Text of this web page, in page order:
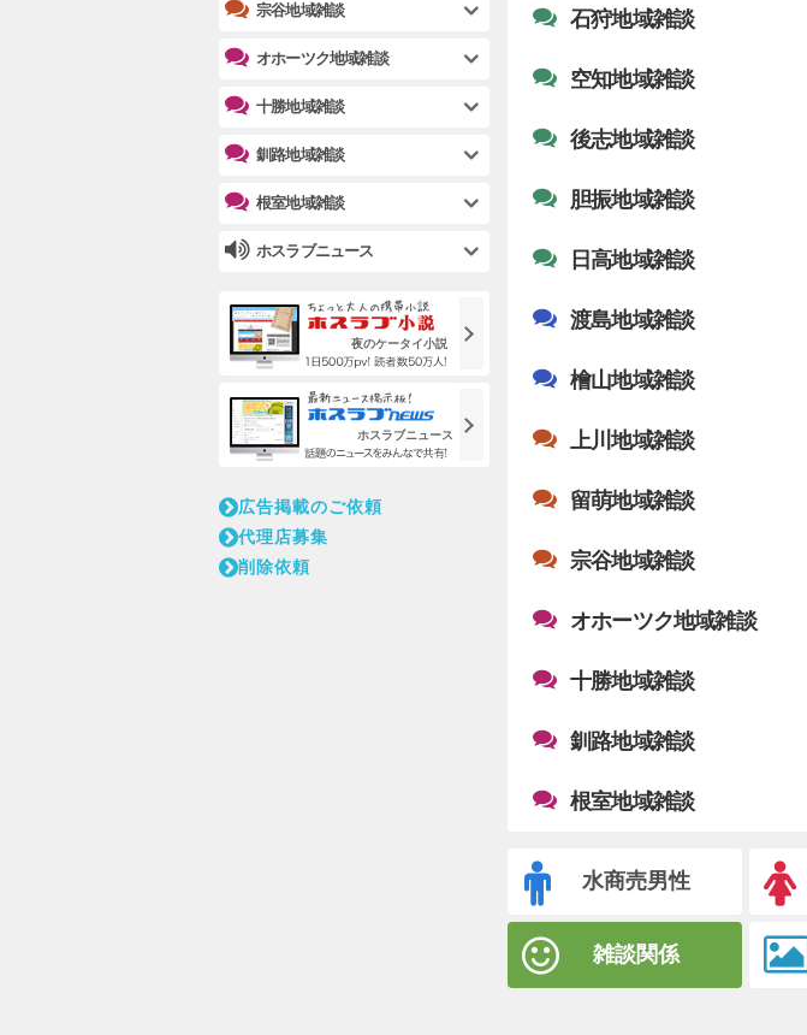
石狩地域雑談
空知地域雑談
後志地域雑談
胆振地域雑談
日高地域雑談
渡島地域雑談
檜山地域雑談
上川地域雑談
留萌地域雑談
宗谷地域雑談
オホーツク地域雑談
十勝地域雑談
釧路地域雑談
根室地域雑談
水商売男性
雑談関係
宗谷地域雑談
オホーツク地域雑談
十勝地域雑談
釧路地域雑談
根室地域雑談
ホスラブニュース
夜のケータイ小説
ホスラブニュース
広告掲載のご依頼
代理店募集
削除依頼